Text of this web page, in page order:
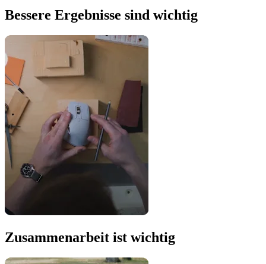
Bessere Ergebnisse sind wichtig
Zusammenarbeit ist wichtig